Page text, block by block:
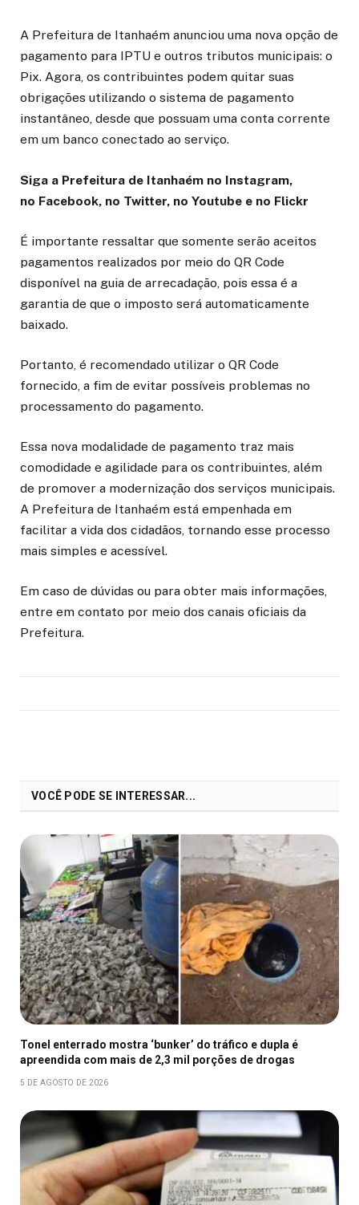
A Prefeitura de Itanhaém anunciou uma nova opção de
pagamento para IPTU e outros tributos municipais: o
Pix. Agora, os contribuintes podem quitar suas
obrigações utilizando o sistema de pagamento
instantâneo, desde que possuam uma conta corrente
em um banco conectado ao serviço.
Siga a Prefeitura de Itanhaém no Instagram,
no Facebook, no Twitter, no Youtube e no Flickr
É importante ressaltar que somente serão aceitos
pagamentos realizados por meio do QR Code
disponível na guia de arrecadação, pois essa é a
garantia de que o imposto será automaticamente
baixado.
Portanto, é recomendado utilizar o QR Code
fornecido, a fim de evitar possíveis problemas no
processamento do pagamento.
Essa nova modalidade de pagamento traz mais
comodidade e agilidade para os contribuintes, além
de promover a modernização dos serviços municipais.
A Prefeitura de Itanhaém está empenhada em
facilitar a vida dos cidadãos, tornando esse processo
mais simples e acessível.
Em caso de dúvidas ou para obter mais informações,
entre em contato por meio dos canais oficiais da
Prefeitura.
VOCÊ PODE SE INTERESSAR...
Tonel enterrado mostra ‘bunker’ do tráfico e dupla é
apreendida com mais de 2,3 mil porções de drogas
5 DE AGOSTO DE 2026